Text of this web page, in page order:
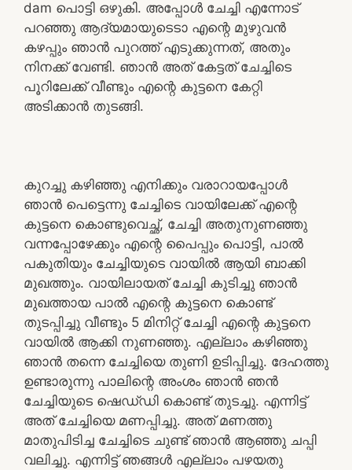
dam പൊട്ടി ഒഴുകി. അപ്പോൾ ചേച്ചി എന്നോട്
പറഞ്ഞു ആദ്യമായുടെടാ എന്റെ മുഴുവൻ
കഴപ്പും ഞാൻ പുറത്ത് എടുക്കുന്നത്, അതും
നിനക്ക് വേണ്ടി. ഞാൻ അത് കേട്ടത് ചേച്ചിടെ
പൂറിലേക്ക് വീണ്ടും എന്റെ കുട്ടനെ കേറ്റി
അടിക്കാൻ തുടങ്ങി.
കുറച്ചു കഴിഞ്ഞു എനിക്കും വരാറായപ്പോൾ
ഞാൻ പെട്ടെന്നു ചേച്ചിടെ വായിലേക്ക് എന്റെ
കുട്ടനെ കൊണ്ടുവെച്ഛ്, ചേച്ചി അതുനുണഞ്ഞു
വന്നപ്പോഴേക്കും എന്റെ പൈപ്പും പൊട്ടി, പാൽ
പകുതിയും ചേച്ചിയുടെ വായിൽ ആയി ബാക്കി
മുഖത്തും. വായിലായത് ചേച്ചി കുടിച്ചു ഞാൻ
മുഖത്തായ പാൽ എന്റെ കുട്ടനെ കൊണ്ട്
തുടപ്പിച്ചു വീണ്ടും 5 മിനിറ്റ് ചേച്ചി എന്റെ കുട്ടനെ
വായിൽ ആക്കി നുണഞ്ഞു. എല്ലാം കഴിഞ്ഞു
ഞാൻ തന്നെ ചേച്ചിയെ തുണി ഉടിപ്പിച്ചു. ദേഹത്തു
ഉണ്ടാരുന്നു പാലിന്റെ അംശം ഞാൻ ഞൻ
ചേച്ചിയുടെ ഷെഡ്‌ഡി കൊണ്ട് തുടച്ചു. എന്നിട്ട്
അത് ചേച്ചിയെ മണപ്പിച്ചു. അത് മണത്തു
മാതുപിടിച്ച ചേച്ചിടെ ചുണ്ട് ഞാൻ ആഞ്ഞു ചപ്പി
വലിച്ചു. എന്നിട്ട് ഞങ്ങൾ എല്ലാം പഴയതു